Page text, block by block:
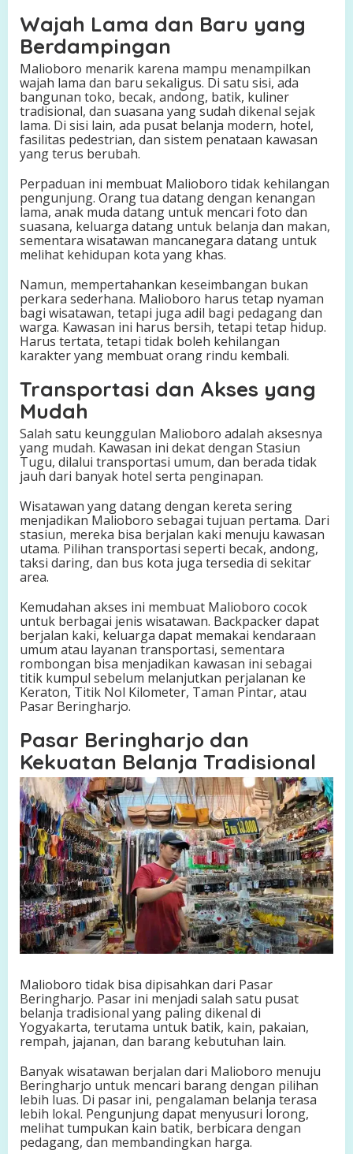
Wajah Lama dan Baru yang
Berdampingan
Malioboro menarik karena mampu menampilkan
wajah lama dan baru sekaligus. Di satu sisi, ada
bangunan toko, becak, andong, batik, kuliner
tradisional, dan suasana yang sudah dikenal sejak
lama. Di sisi lain, ada pusat belanja modern, hotel,
fasilitas pedestrian, dan sistem penataan kawasan
yang terus berubah.
Perpaduan ini membuat Malioboro tidak kehilangan
pengunjung. Orang tua datang dengan kenangan
lama, anak muda datang untuk mencari foto dan
suasana, keluarga datang untuk belanja dan makan,
sementara wisatawan mancanegara datang untuk
melihat kehidupan kota yang khas.
Namun, mempertahankan keseimbangan bukan
perkara sederhana. Malioboro harus tetap nyaman
bagi wisatawan, tetapi juga adil bagi pedagang dan
warga. Kawasan ini harus bersih, tetapi tetap hidup.
Harus tertata, tetapi tidak boleh kehilangan
karakter yang membuat orang rindu kembali.
Transportasi dan Akses yang
Mudah
Salah satu keunggulan Malioboro adalah aksesnya
yang mudah. Kawasan ini dekat dengan Stasiun
Tugu, dilalui transportasi umum, dan berada tidak
jauh dari banyak hotel serta penginapan.
Wisatawan yang datang dengan kereta sering
menjadikan Malioboro sebagai tujuan pertama. Dari
stasiun, mereka bisa berjalan kaki menuju kawasan
utama. Pilihan transportasi seperti becak, andong,
taksi daring, dan bus kota juga tersedia di sekitar
area.
Kemudahan akses ini membuat Malioboro cocok
untuk berbagai jenis wisatawan. Backpacker dapat
berjalan kaki, keluarga dapat memakai kendaraan
umum atau layanan transportasi, sementara
rombongan bisa menjadikan kawasan ini sebagai
titik kumpul sebelum melanjutkan perjalanan ke
Keraton, Titik Nol Kilometer, Taman Pintar, atau
Pasar Beringharjo.
Pasar Beringharjo dan
Kekuatan Belanja Tradisional
Malioboro tidak bisa dipisahkan dari Pasar
Beringharjo. Pasar ini menjadi salah satu pusat
belanja tradisional yang paling dikenal di
Yogyakarta, terutama untuk batik, kain, pakaian,
rempah, jajanan, dan barang kebutuhan lain.
Banyak wisatawan berjalan dari Malioboro menuju
Beringharjo untuk mencari barang dengan pilihan
lebih luas. Di pasar ini, pengalaman belanja terasa
lebih lokal. Pengunjung dapat menyusuri lorong,
melihat tumpukan kain batik, berbicara dengan
pedagang, dan membandingkan harga.